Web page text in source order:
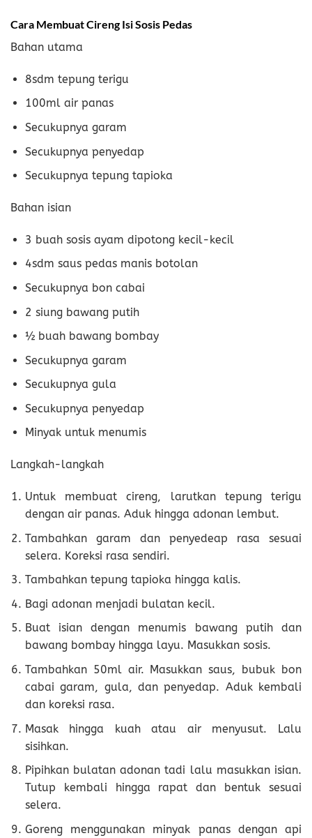
Cara Membuat Cireng Isi Sosis Pedas
Bahan utama
8sdm tepung terigu
100ml air panas
Secukupnya garam
Secukupnya penyedap
Secukupnya tepung tapioka
Bahan isian
3 buah sosis ayam dipotong kecil-kecil
4sdm saus pedas manis botolan
Secukupnya bon cabai
2 siung bawang putih
½ buah bawang bombay
Secukupnya garam
Secukupnya gula
Secukupnya penyedap
Minyak untuk menumis
Langkah-langkah
Untuk membuat cireng, larutkan tepung terigu
dengan air panas. Aduk hingga adonan lembut.
Tambahkan garam dan penyedeap rasa sesuai
selera. Koreksi rasa sendiri.
Tambahkan tepung tapioka hingga kalis.
Bagi adonan menjadi bulatan kecil.
Buat isian dengan menumis bawang putih dan
bawang bombay hingga layu. Masukkan sosis.
Tambahkan 50ml air. Masukkan saus, bubuk bon
cabai garam, gula, dan penyedap. Aduk kembali
dan koreksi rasa.
Masak hingga kuah atau air menyusut. Lalu
sisihkan.
Pipihkan bulatan adonan tadi lalu masukkan isian.
Tutup kembali hingga rapat dan bentuk sesuai
selera.
Goreng menggunakan minyak panas dengan api